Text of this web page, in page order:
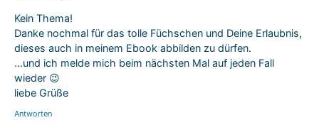
Kein Thema!
Danke nochmal für das tolle Füchschen und Deine Erlaubnis,
dieses auch in meinem Ebook abbilden zu dürfen.
…und ich melde mich beim nächsten Mal auf jeden Fall
wieder 😉
liebe Grüße
Antworten